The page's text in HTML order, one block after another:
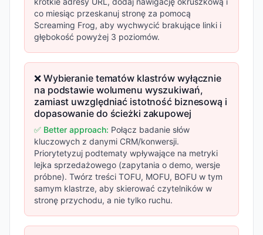
co miesiąc przeskanuj stronę za pomocą
Screaming Frog, aby wychwycić brakujące linki i
głębokość powyżej 3 poziomów.
❌ Wybieranie tematów klastrów wyłącznie
na podstawie wolumenu wyszukiwań,
zamiast uwzględniać istotność biznesową i
dopasowanie do ścieżki zakupowej
✅ Better approach: Połącz badanie słów
kluczowych z danymi CRM/konwersji.
Priorytetyzuj podtematy wpływające na metryki
lejka sprzedażowego (zapytania o demo, wersje
próbne). Twórz treści TOFU, MOFU, BOFU w tym
samym klastrze, aby skierować czytelników w
stronę przychodu, a nie tylko ruchu.